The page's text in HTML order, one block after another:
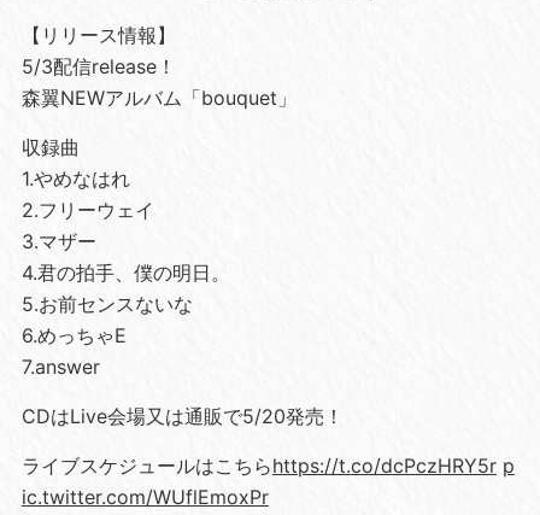
【リリース情報】
5/3配信release！
森翼NEWアルバム「bouquet」
収録曲
1.やめなはれ
2.フリーウェイ
3.マザー
4.君の拍手、僕の明日。
5.お前センスないな
6.めっちゃE
7.answer
CDはLive会場又は通販で5/20発売！
ライブスケジュールはこちらhttps://t.co/dcPczHRY5r p
ic.twitter.com/WUflEmoxPr